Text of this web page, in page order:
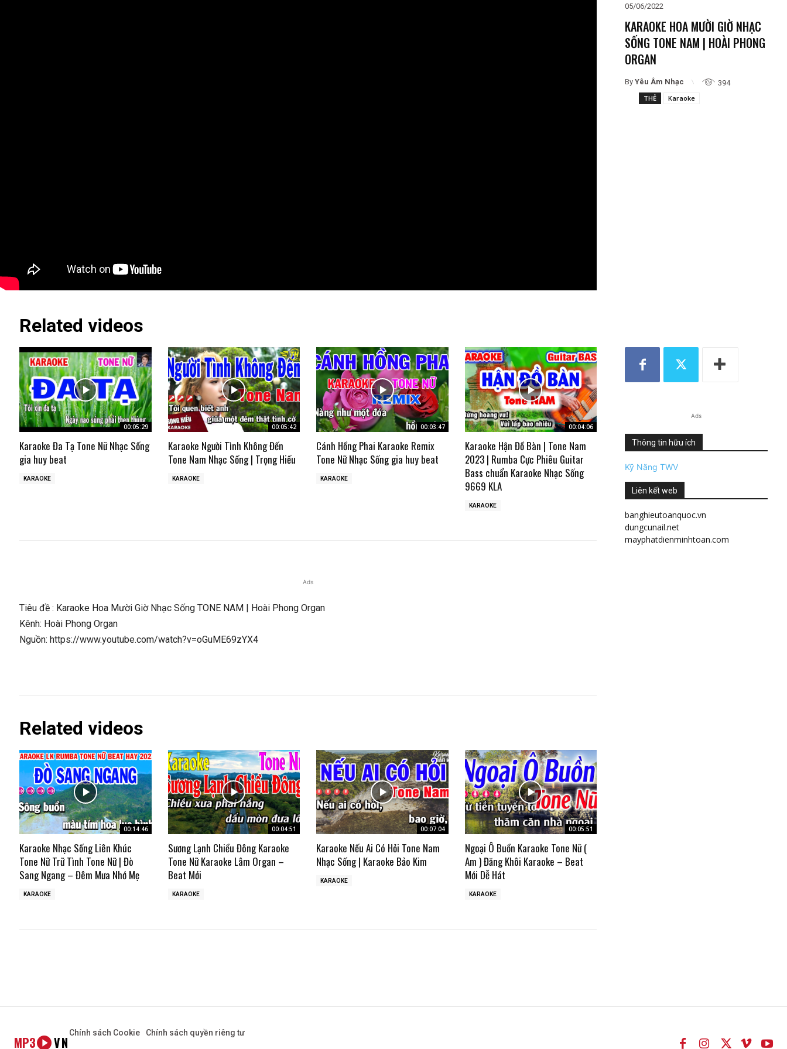
05/06/2022
KARAOKE HOA MƯỜI GIỜ NHẠC
SỐNG TONE NAM | HOÀI PHONG
ORGAN
By Yêu Âm Nhạc
394
THẺ
Karaoke
Related videos
00:05:29
Karaoke Đa Tạ Tone Nữ Nhạc Sống
gia huy beat
KARAOKE
00:05:42
Karaoke Người Tình Không Đến
Tone Nam Nhạc Sống | Trọng Hiếu
KARAOKE
00:03:47
Cánh Hồng Phai Karaoke Remix
Tone Nữ Nhạc Sống gia huy beat
KARAOKE
00:04:06
Karaoke Hận Đồ Bàn | Tone Nam
2023 | Rumba Cực Phiêu Guitar
Bass chuẩn Karaoke Nhạc Sống
9669 KLA
KARAOKE
Ads
Tiêu đề : Karaoke Hoa Mười Giờ Nhạc Sống TONE NAM | Hoài Phong Organ
Kênh: Hoài Phong Organ
Nguồn: https://www.youtube.com/watch?v=oGuME69zYX4
Related videos
00:14:46
Karaoke Nhạc Sống Liên Khúc
Tone Nữ Trữ Tình Tone Nữ | Đò
Sang Ngang – Đêm Mưa Nhớ Mẹ
KARAOKE
00:04:51
Sương Lạnh Chiều Đông Karaoke
Tone Nữ Karaoke Lâm Organ –
Beat Mới
KARAOKE
00:07:04
Karaoke Nếu Ai Có Hỏi Tone Nam
Nhạc Sống | Karaoke Bảo Kim
KARAOKE
00:05:51
Ngoại Ô Buồn Karaoke Tone Nữ (
Am ) Đăng Khôi Karaoke – Beat
Mới Dễ Hát
KARAOKE
Ads
Thông tin hữu ích
Kỹ Năng TWV
Liên kết web
banghieutoanquoc.vn
dungcunail.net
mayphatdienminhtoan.com
MP3 VN
Chính sách Cookie Chính sách quyền riêng tư